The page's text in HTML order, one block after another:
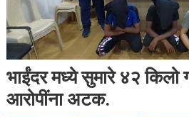
भाईंदर मध्ये सुमारे ४२ किलो
आरोपींना अटक.